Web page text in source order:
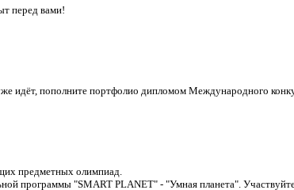
перед вами!
идёт, пополните портфолио дипломом Международного
предметных олимпиад.
программы "SMART PLANET" - "Умная планета".